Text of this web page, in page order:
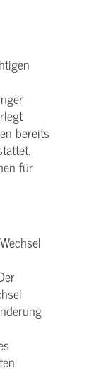
bereits
für